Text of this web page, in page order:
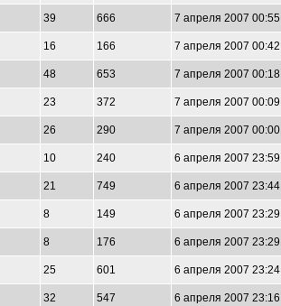
39 666 7 апреля 2007 00:55
16 166 7 апреля 2007 00:42
48 653 7 апреля 2007 00:18
23 372 7 апреля 2007 00:09
26 290 7 апреля 2007 00:00
10 240 6 апреля 2007 23:59
21 749 6 апреля 2007 23:44
8 149 6 апреля 2007 23:29
8 176 6 апреля 2007 23:29
25 601 6 апреля 2007 23:24
32 547 6 апреля 2007 23:16